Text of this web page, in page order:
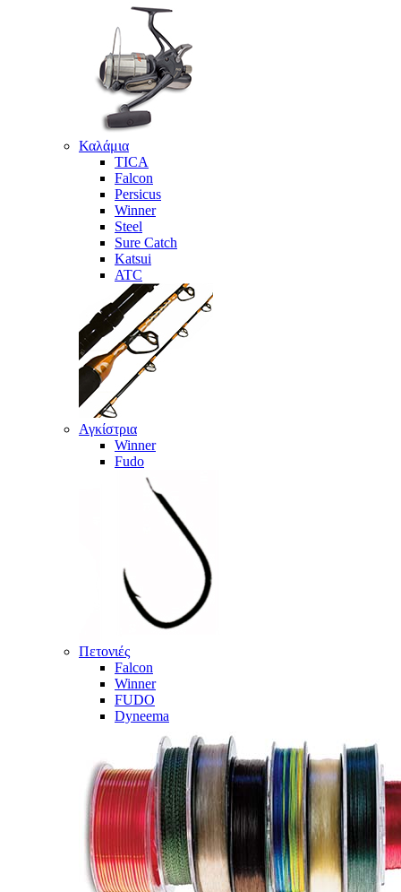
Καλάμια
TICA
Falcon
Persicus
Winner
Steel
Sure Catch
Katsui
ATC
Αγκίστρια
Winner
Fudo
Πετονιές
Falcon
Winner
FUDO
Dyneema